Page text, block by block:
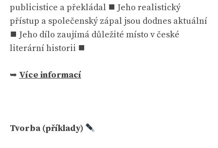
publicistice a překládal ⯀ Jeho realistický
přístup a společenský zápal jsou dodnes aktuální
⯀ Jeho dílo zaujímá důležité místo v české
literární historii ⯀
➥ Více informací
Tvorba (příklady)